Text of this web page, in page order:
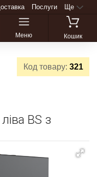
Послуги Ще
Меню Кошик
Код товару: 321
BS з